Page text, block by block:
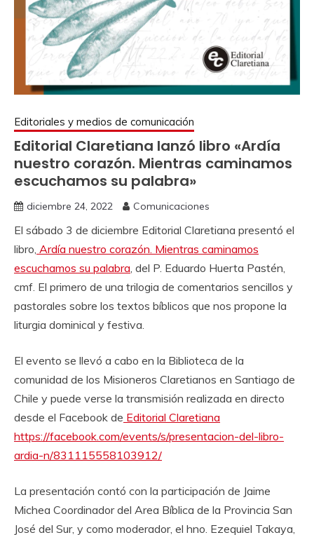
Editoriales y medios de comunicación
Editorial Claretiana lanzó libro «Ardía
nuestro corazón. Mientras caminamos
escuchamos su palabra»
diciembre 24, 2022 Comunicaciones
El sábado 3 de diciembre Editorial Claretiana presentó el
libro, Ardía nuestro corazón. Mientras caminamos
escuchamos su palabra, del P. Eduardo Huerta Pastén,
cmf. El primero de una trilogia de comentarios sencillos y
pastorales sobre los textos bíblicos que nos propone la
liturgia dominical y festiva.
El evento se llevó a cabo en la Biblioteca de la
comunidad de los Misioneros Claretianos en Santiago de
Chile y puede verse la transmisión realizada en directo
desde el Facebook de Editorial Claretiana
https://facebook.com/events/s/presentacion-del-libro-
ardia-n/831115558103912/
La presentación contó con la participación de Jaime
Michea Coordinador del Area Bíblica de la Provincia San
José del Sur, y como moderador, el hno. Ezequiel Takaya,